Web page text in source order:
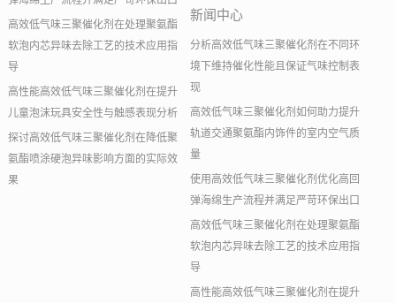
高效低气味三聚催化剂在处理聚氨酯
软泡内芯异味去除工艺的技术应用指
导
高性能高效低气味三聚催化剂在提升
儿童泡沫玩具安全性与触感表现分析
探讨高效低气味三聚催化剂在降低聚
氨酯喷涂硬泡异味影响方面的实际效
果
新闻中心
分析高效低气味三聚催化剂在不同环
境下维持催化性能且保证气味控制表
现
高效低气味三聚催化剂如何助力提升
轨道交通聚氨酯内饰件的室内空气质
量
使用高效低气味三聚催化剂优化高回
弹海绵生产流程并满足严苛环保出口
高效低气味三聚催化剂在处理聚氨酯
软泡内芯异味去除工艺的技术应用指
导
高性能高效低气味三聚催化剂在提升